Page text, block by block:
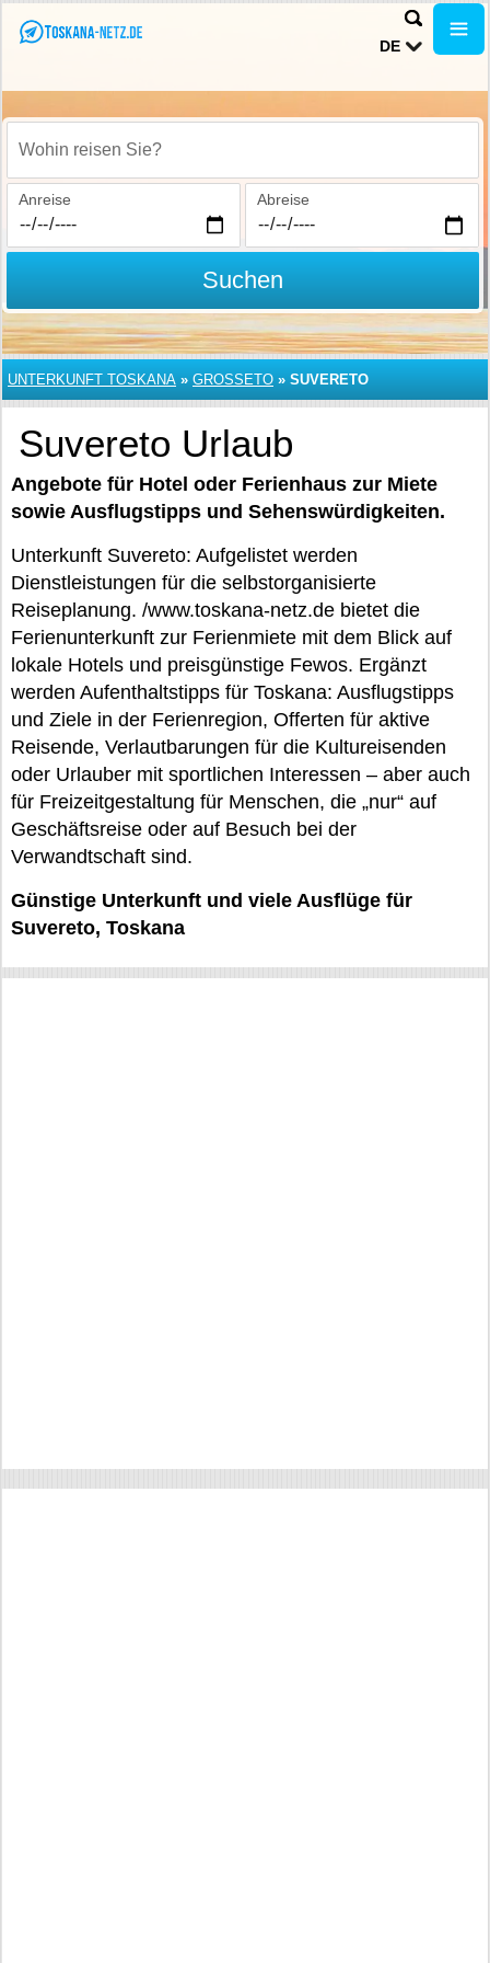
DE
Wohin reisen Sie?
Anreise Abreise
Suchen
UNTERKUNFT TOSKANA » GROSSETO » SUVERETO
Suvereto Urlaub
Angebote für Hotel oder Ferienhaus zur Miete
sowie Ausflugstipps und Sehenswürdigkeiten.
Unterkunft Suvereto: Aufgelistet werden
Dienstleistungen für die selbstorganisierte
Reiseplanung. /www.toskana-netz.de bietet die
Ferienunterkunft zur Ferienmiete mit dem Blick auf
lokale Hotels und preisgünstige Fewos. Ergänzt
werden Aufenthaltstipps für Toskana: Ausflugstipps
und Ziele in der Ferienregion, Offerten für aktive
Reisende, Verlautbarungen für die Kultureisenden
oder Urlauber mit sportlichen Interessen – aber auch
für Freizeitgestaltung für Menschen, die „nur“ auf
Geschäftsreise oder auf Besuch bei der
Verwandtschaft sind.
Günstige Unterkunft und viele Ausflüge für
Suvereto, Toskana